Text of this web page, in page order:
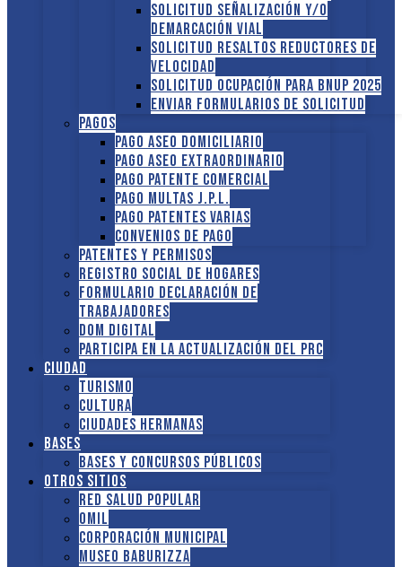
Solicitud Señalización y/o
demarcación vial
Solicitud Resaltos reductores de
velocidad
Solicitud Ocupación para BNUP 2025
ENVIAR FORMULARIOS DE SOLICITUD
Pagos
Pago Aseo domiciliario
Pago Aseo extraordinario
Pago Patente comercial
Pago multas J.P.L.
Pago Patentes varias
Convenios de pago
Patentes y Permisos
Registro social de hogares
FORMULARIO DECLARACIÓN DE
TRABAJADORES
DOM Digital
Participa en la actualización del PRC
Ciudad
Turismo
Cultura
Ciudades hermanas
Bases
Bases y Concursos Públicos
Otros sitios
Red Salud Popular
OMIL
Corporación Municipal
Museo Baburizza